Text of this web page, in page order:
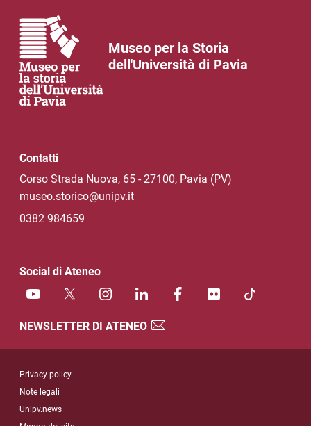
Museo per la Storia
dell'Università di Pavia
Contatti
Corso Strada Nuova, 65 - 27100, Pavia (PV)
museo.storico@unipv.it
0382 984659
Social di Ateneo
NEWSLETTER DI ATENEO
Privacy policy
Note legali
Unipv.news